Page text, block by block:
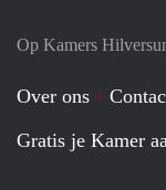
Op Kamers
Over ons
Gratis je Kamer